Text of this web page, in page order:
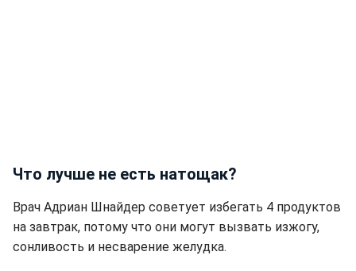
Что лучше не есть натощак?
Врач Адриан Шнайдер советует избегать 4 продуктов
на завтрак, потому что они могут вызвать изжогу,
сонливость и несварение желудка.